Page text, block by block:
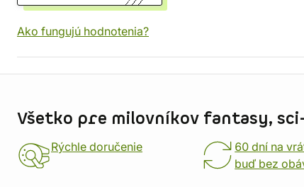
Ako fungujú hodnotenia?
Všetko pre milovníkov fantasy,
Rýchle doručenie
60 dní na
buď bez